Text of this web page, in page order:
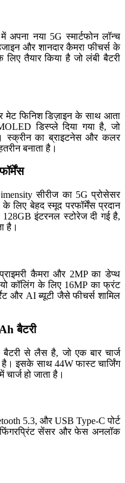
अपना नया 5G स्मार्टफोन लॉन्च
और शानदार कैमरा फीचर्स के
तैयार किया है जो लंबी बैटरी
मेट फिनिश डिज़ाइन के साथ आता
डिस्प्ले दिया गया है, जो
स्क्रीन का ब्राइटनेस और कलर
बनाता है।
सीरीज का 5G प्रोसेसर
के लिए बेहद स्मूद परफॉर्मेंस प्रदान
इंटरनल स्टोरेज दी गई है,
है।
कैमरा और 2MP का डेप्थ
कॉलिंग के लिए 16MP का फ्रंट
और AI ब्यूटी जैसे फीचर्स शामिल
बैटरी
से लैस है, जो एक बार चार्ज
इसके साथ 44W फास्ट चार्जिंग
चार्ज हो जाता है।
5.3, और USB Type-C पोर्ट
फिंगरप्रिंट सेंसर और फेस अनलॉक